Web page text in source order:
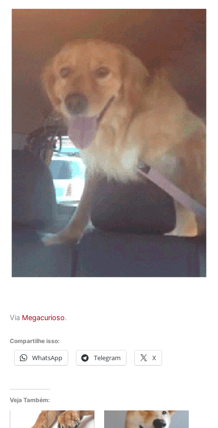
Via Megacurioso.
Compartilhe isso:
WhatsApp Telegram X
Veja Também: